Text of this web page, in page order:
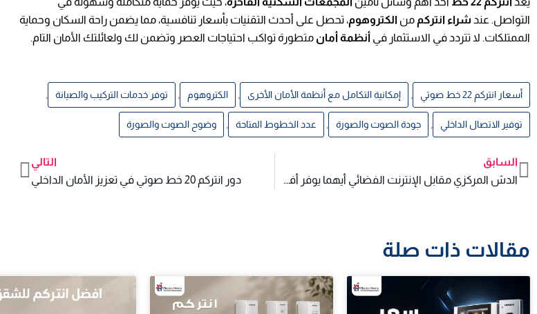
التواصل. عند شراء انتركم من الكتروهوم، تحصل على أحدث التقنيات بأسعار تنافسية، مما يضمن راحة السكان وحماية
الممتلكات. لا تتردد في الاستثمار في أنظمة أمان متطورة تواكب احتياجات العصر وتضمن لك ولعائلتك الأمان التام.
أسعار انتركم 22 خط صوتي , إمكانية التكامل مع أنظمة الأمان الأخرى , الكتروهوم , توفر خدمات التركيب والصيانة ,
توفير الاتصال الداخلي , جودة الصوت والصورة , عدد الخطوط المتاحة , وضوح الصوت والصورة
Prev
السابق
الدش المركزي مقابل الإنترنت الفضائي أيهما يوفر أفضل تجربة بث؟
التالي
دور انتركم 20 خط صوتي في تعزيز الأمان الداخلي
Next
مقالات ذات صلة